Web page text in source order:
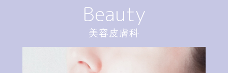
Beauty
美容皮膚科